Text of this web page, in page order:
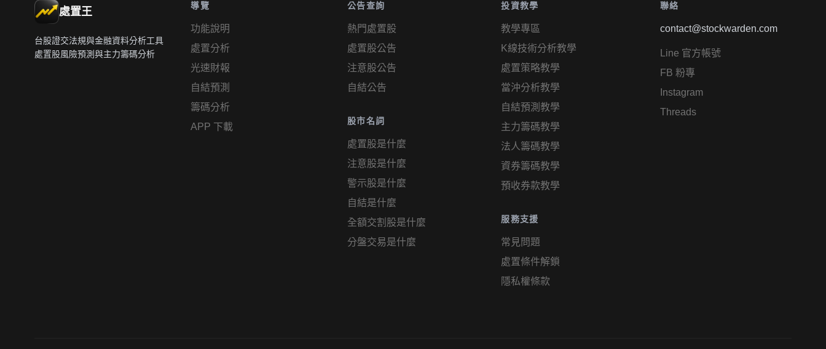
處置王
台股證交法規與金融資料分析工具
處置股風險預測與主力籌碼分析
導覽
功能說明
處置分析
光速財報
自結預測
籌碼分析
APP 下載
公告查詢
熱門處置股
處置股公告
注意股公告
自結公告
股市名詞
處置股是什麼
注意股是什麼
警示股是什麼
自結是什麼
全額交割股是什麼
分盤交易是什麼
投資教學
教學專區
K線技術分析教學
處置策略教學
當沖分析教學
自結預測教學
主力籌碼教學
法人籌碼教學
資券籌碼教學
預收券款教學
服務支援
常見問題
處置條件解鎖
隱私權條款
聯絡
contact@stockwarden.com
Line 官方帳號
FB 粉專
Instagram
Threads